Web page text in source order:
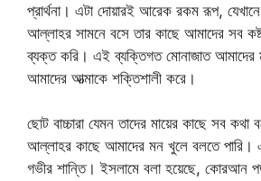
প্রার্থনা। এটা দোয়ারই আরেক রকম রূপ,
আল্লাহর সামনে বসে তার কাছে আমাদের সব
ব্যক্ত করি। এই ব্যক্তিগত মোনাজাত আমাদের
আমাদের আত্মাকে শক্তিশালী করে।
ছোট বাচ্চারা যেমন তাদের মায়ের কাছে সব
আল্লাহর কাছে আমাদের মন খুলে বলতে
গভীর শান্তি। ইসলামে বলা হয়েছে, কোরআন